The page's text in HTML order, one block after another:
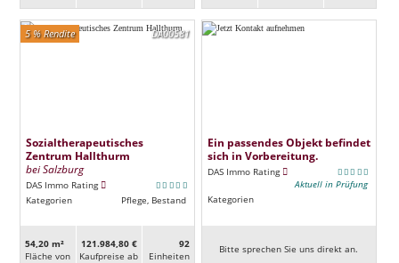
DA00581
5 % Rendite
Sozialtherapeutisches
Zentrum Hallthurm
bei Salzburg
DAS Immo Rating
Kategorien
Pflege, Bestand
54,20 m²
Fläche von
121.984,80 €
Kaufpreise ab
92
Ein­heiten
Ein passendes Objekt befindet
sich in Vorbereitung.
DAS Immo Rating
Aktuell in Prüfung
Kategorien
Bitte sprechen Sie uns direkt an.